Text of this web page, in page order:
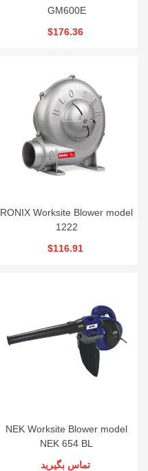
GM600E
$176.36
RONIX Worksite Blower model
1222
$116.91
NEK Worksite Blower model
NEK 654 BL
تماس بگیرید